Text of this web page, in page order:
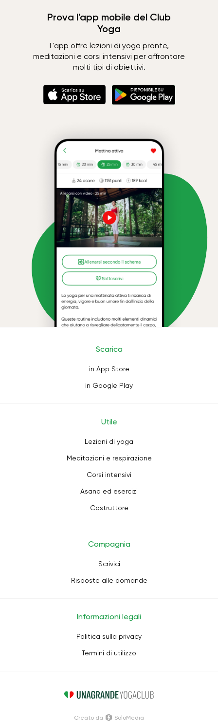
Prova l'app mobile del Club
Yoga
L'app offre lezioni di yoga pronte,
meditazioni e corsi intensivi per affrontare
molti tipi di obiettivi.
Scarica
in App Store
in Google Play
Utile
Lezioni di yoga
Meditazioni e respirazione
Corsi intensivi
Asana ed esercizi
Costruttore
Compagnia
Scrivici
Risposte alle domande
Informazioni legali
Politica sulla privacy
Termini di utilizzo
Creato da SoloMedia